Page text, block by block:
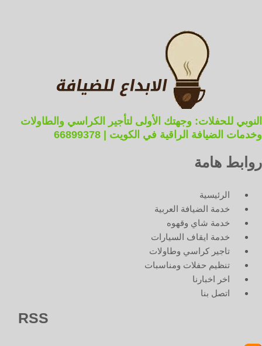
النوبي للحفلات: وجهتك الأولى لتأجير الكراسي والطاولات
وخدمات الضيافة الراقية في الكويت | 66899378
روابط هامة
الرئيسية
خدمة الضيافة العربية
خدمة شاي وقهوه
خدمة ايقاف السيارات
تاجير كراسي وطاولات
تنظيم حفلات ومناسبات
اخر اخبارنا
اتصل بنا
RSS